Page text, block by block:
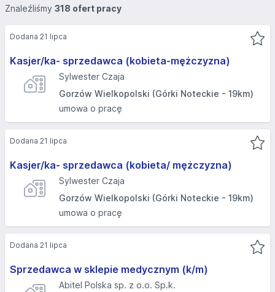
Znaleźliśmy 318 ofert pracy
Kasjer/ka- sprzedawca (kobieta-mężczyzna)
Sylwester Czaja
Gorzów Wielkopolski (Górki Noteckie - 19km)
umowa o pracę
Dodana 21 lipca
Kasjer/ka- sprzedawca (kobieta/ mężczyzna)
Sylwester Czaja
Gorzów Wielkopolski (Górki Noteckie - 19km)
umowa o pracę
Dodana 21 lipca
Sprzedawca w sklepie medycznym (k/m)
Abitel Polska sp. z o.o. Sp.k.
Dodana 21 lipca